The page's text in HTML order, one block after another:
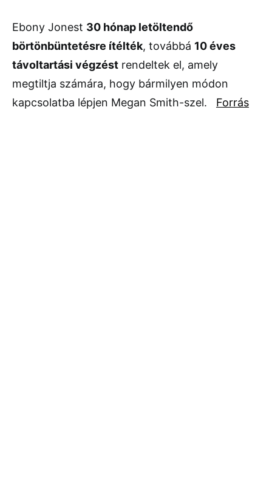
Ebony Jonest 30 hónap letöltendő
börtönbüntetésre ítélték, továbbá 10 éves
távoltartási végzést rendeltek el, amely
megtiltja számára, hogy bármilyen módon
kapcsolatba lépjen Megan Smith-szel. Forrás